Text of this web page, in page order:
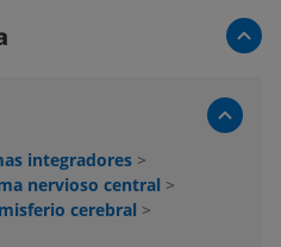
integradores >
nervioso central >
cerebral >